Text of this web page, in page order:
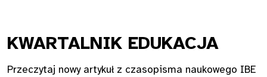
KWARTALNIK EDUKACJA
Przeczytaj nowy artykuł z czasopisma naukowego IBE